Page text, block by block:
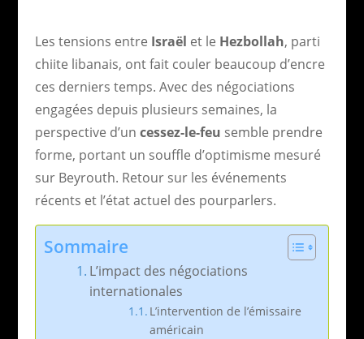
Les tensions entre Israël et le Hezbollah, parti
chiite libanais, ont fait couler beaucoup d’encre
ces derniers temps. Avec des négociations
engagées depuis plusieurs semaines, la
perspective d’un cessez-le-feu semble prendre
forme, portant un souffle d’optimisme mesuré
sur Beyrouth. Retour sur les événements
récents et l’état actuel des pourparlers.
Sommaire
L’impact des négociations
internationales
L’intervention de l’émissaire
américain